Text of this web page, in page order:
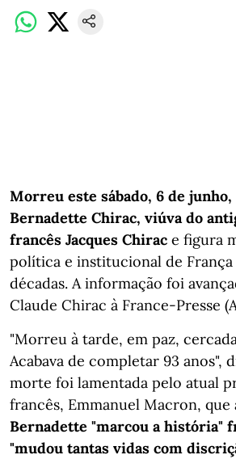
Morreu este sábado, 6 de junho,
Bernadette Chirac, viúva do
francês Jacques Chirac e figura
política e institucional de
décadas. A informação foi
Claude Chirac à France-Presse
"Morreu à tarde, em paz,
Acabava de completar 93 anos",
morte foi lamentada pelo atual
francês, Emmanuel Macron, que
Bernadette "marcou a história"
"mudou tantas vidas com